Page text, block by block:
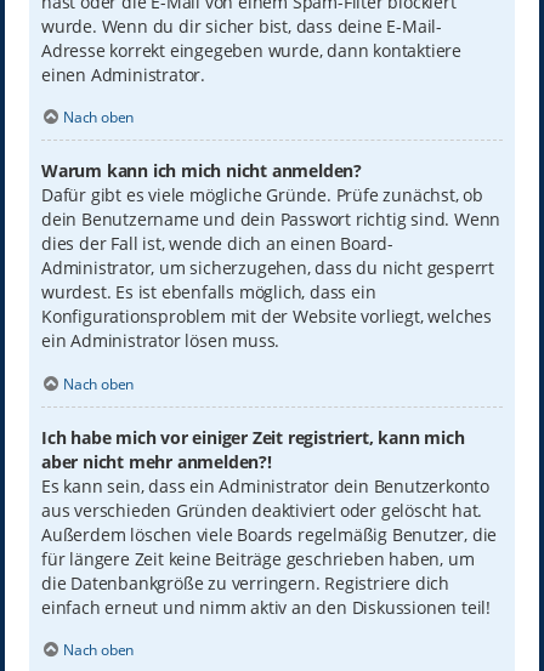
wurde. Wenn du dir sicher bist, dass deine E-Mail-
Adresse korrekt eingegeben wurde, dann kontaktiere
einen Administrator.
Nach oben
Warum kann ich mich nicht anmelden?
Dafür gibt es viele mögliche Gründe. Prüfe zunächst, ob
dein Benutzername und dein Passwort richtig sind. Wenn
dies der Fall ist, wende dich an einen Board-
Administrator, um sicherzugehen, dass du nicht gesperrt
wurdest. Es ist ebenfalls möglich, dass ein
Konfigurationsproblem mit der Website vorliegt, welches
ein Administrator lösen muss.
Nach oben
Ich habe mich vor einiger Zeit registriert, kann mich
aber nicht mehr anmelden?!
Es kann sein, dass ein Administrator dein Benutzerkonto
aus verschieden Gründen deaktiviert oder gelöscht hat.
Außerdem löschen viele Boards regelmäßig Benutzer, die
für längere Zeit keine Beiträge geschrieben haben, um
die Datenbankgröße zu verringern. Registriere dich
einfach erneut und nimm aktiv an den Diskussionen teil!
Nach oben